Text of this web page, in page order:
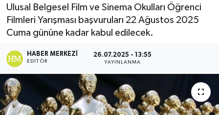
Ulusal Belgesel Film ve Sinema Okulları Öğrenci
Filmleri Yarışması başvuruları 22 Ağustos 2025
Cuma gününe kadar kabul edilecek.
HABER MERKEZI
EDITÖR
26.07.2025 - 13:55
YAYINLANMA